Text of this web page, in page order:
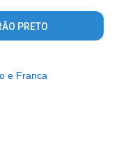
PRETO
e Franca